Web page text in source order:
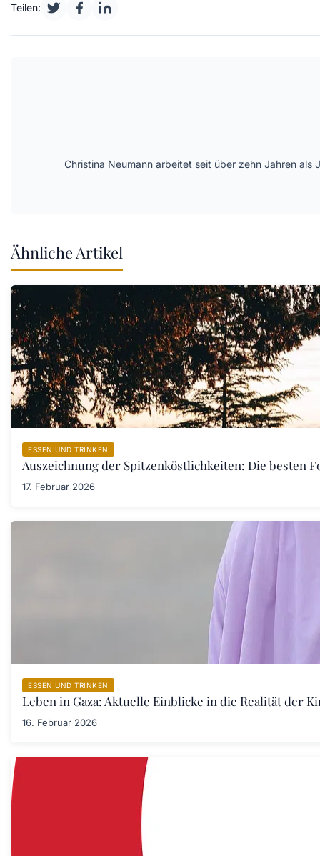
Teilen:
Christina Neumann arbeitet seit über zehn Jahren als
Ähnliche Artikel
ESSEN UND TRINKEN
Auszeichnung der Spitzenköstlichkeiten: Die besten
17. Februar 2026
ESSEN UND TRINKEN
Leben in Gaza: Aktuelle Einblicke in die Realität der
16. Februar 2026